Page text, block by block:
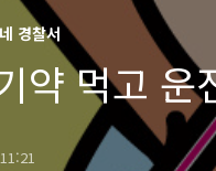
경찰서
약 먹고 운